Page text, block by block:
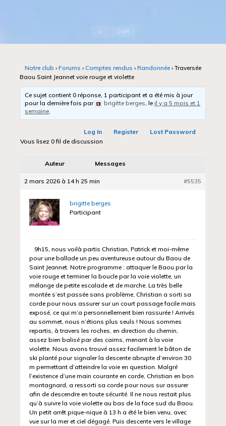
AccueilSujet
Notre club › Forums › Comptes rendus › Randonnée › Traversée
Baou Saint Jeannet voie rouge et violette
Ce sujet contient 0 réponse, 1 participant et a été mis à jour
pour la dernière fois par
brigitte berges, leil y a 5 mois et 1
semaine.
Log In Register
Lost Password
Vous lisez 0 fil de discussion
Auteur Messages
2 mars 2026 à 14 h 25 min #5535
brigitte berges
Participant
9h15, nous voilà partis Christian, Patrick et moi-même
pour une ballade un peu aventureuse autour du Baou de
Saint Jeannet. Notre programme : attaquer le Baou par la
voie rouge et terminer la boucle par la voie violette, un
mélange de petite escalade et de marche. La très belle
montée s’est passée sans problème, Christian a sorti sa
corde pour nous assurer sur un court passage facile mais
exposé, ce qui m’a personnellement bien rassurée ! Arrivés
au sommet, nous n’étions plus seuls ! Nous sommes
repartis, à travers les roches, en direction du chemin,
assez bien balisé par des cairns, menant à la voie
violette. Nous avons trouvé assez facilement le bâton de
ski planté pour signaler la descente abrupte d’environ 30
m permettant d’atteindre la voie en question. Malgré
l’existence d’une main courante en corde, Christian en bon
montagnard, a ressorti sa corde pour nous sur assurer
afin de descendre en toute sécurité. Il ne nous restait plus
qu’à suivre la voie violette au bas de la face sud du Baou.
Un petit arrêt pique-nique à 13 h a été le bien venu, avec
vue sur la mer et ciel dégagé. Puis descente vers le village